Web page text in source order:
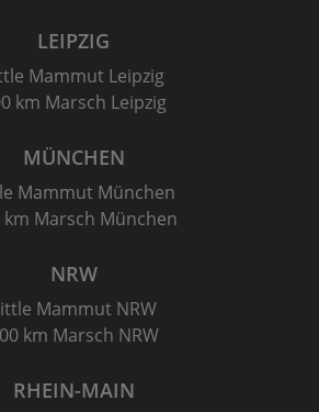
LEIPZIG
Mammut Leipzig
km Marsch Leipzig
MÜNCHEN
Mammut München
km Marsch München
NRW
Mammut NRW
km Marsch NRW
RHEIN-MAIN